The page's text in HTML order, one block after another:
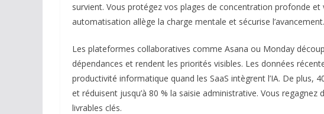
survient. Vous protégez vos plages de concentration profonde
automatisation allège la charge mentale et sécurise l’avancement.
Les plateformes collaboratives comme Asana ou Monday
dépendances et rendent les priorités visibles. Les données
productivité informatique quand les SaaS intègrent l’IA. De plus,
et réduisent jusqu’à 80 % la saisie administrative. Vous
livrables clés.